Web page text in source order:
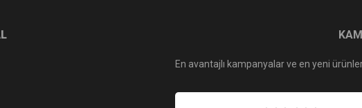
En avantajlı kampanyalar ve en yeni